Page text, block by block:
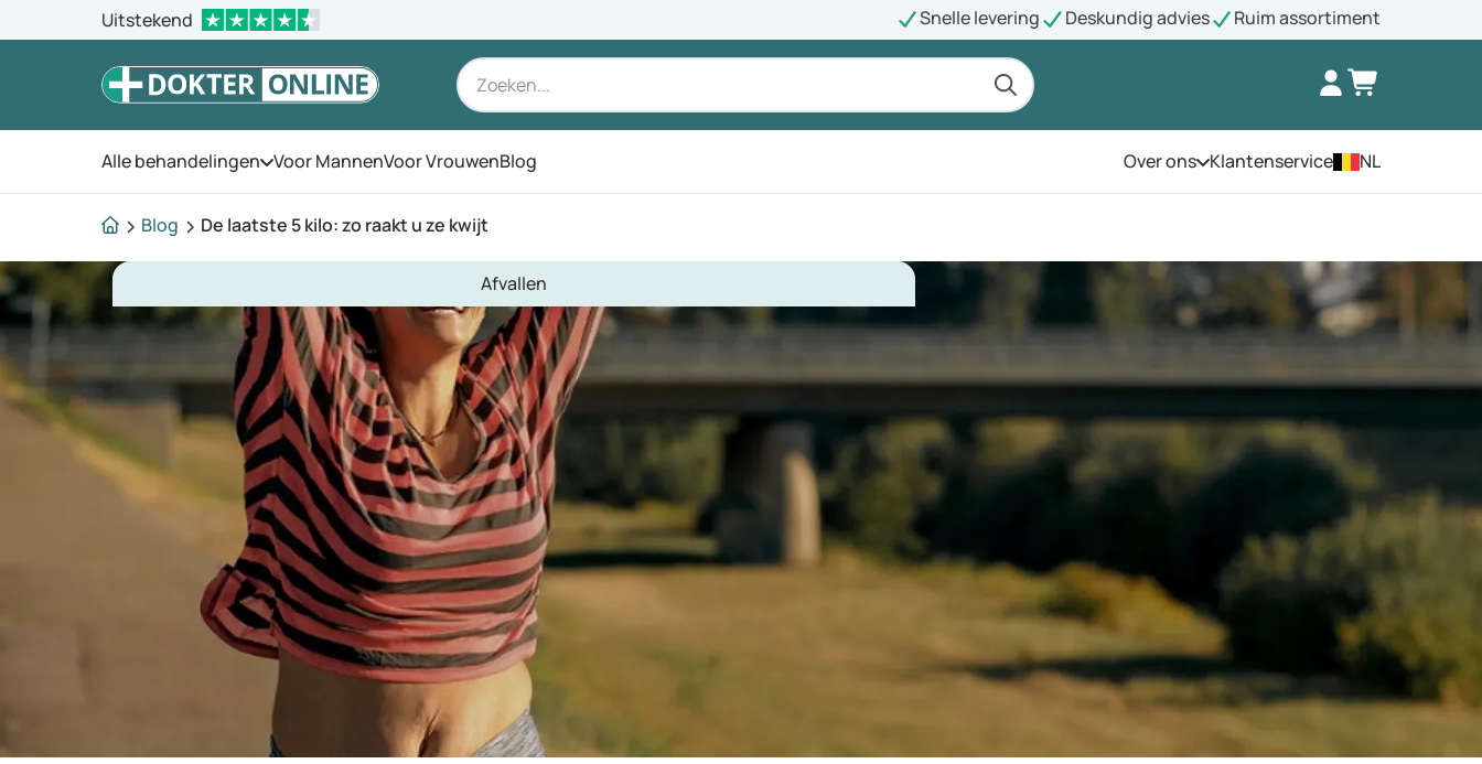
Uitstekend Snelle levering Deskundig advies Ruim assortiment
Alle behandelingen Open het menu
Voor MannenVoor VrouwenBlog Over onsOpen het menu
Klantenservice NL
Blog De laatste 5 kilo: zo raakt u ze kwijt
Afvallen